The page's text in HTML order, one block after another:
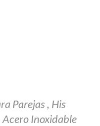
Parejas , His
Acero Inoxidable